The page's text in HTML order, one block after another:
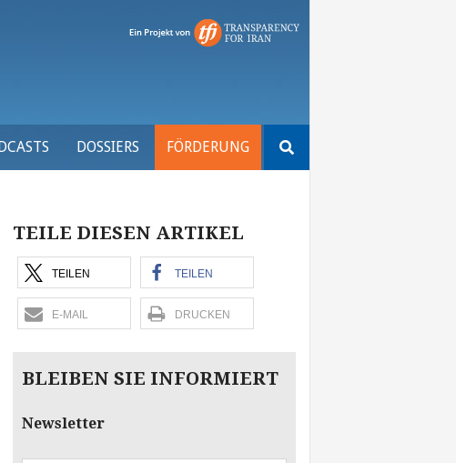
DOSSIERS FÖRDERUNG
nach:
TEILE DIESEN ARTIKEL
TEILEN TEILEN
E-MAIL DRUCKEN
BLEIBEN SIE INFORMIERT
Newsletter